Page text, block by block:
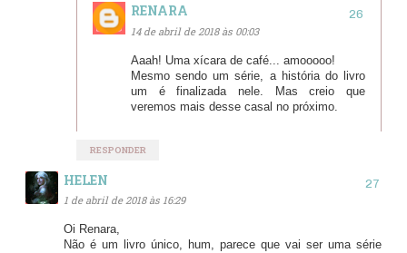
RENARA
14 de abril de 2018 às 00:03
Aaah! Uma xícara de café... amooooo!
Mesmo sendo um série, a história do livro
um é finalizada nele. Mas creio que
veremos mais desse casal no próximo.
RESPONDER
HELEN
1 de abril de 2018 às 16:29
Oi Renara,
Não é um livro único, hum, parece que vai ser uma série